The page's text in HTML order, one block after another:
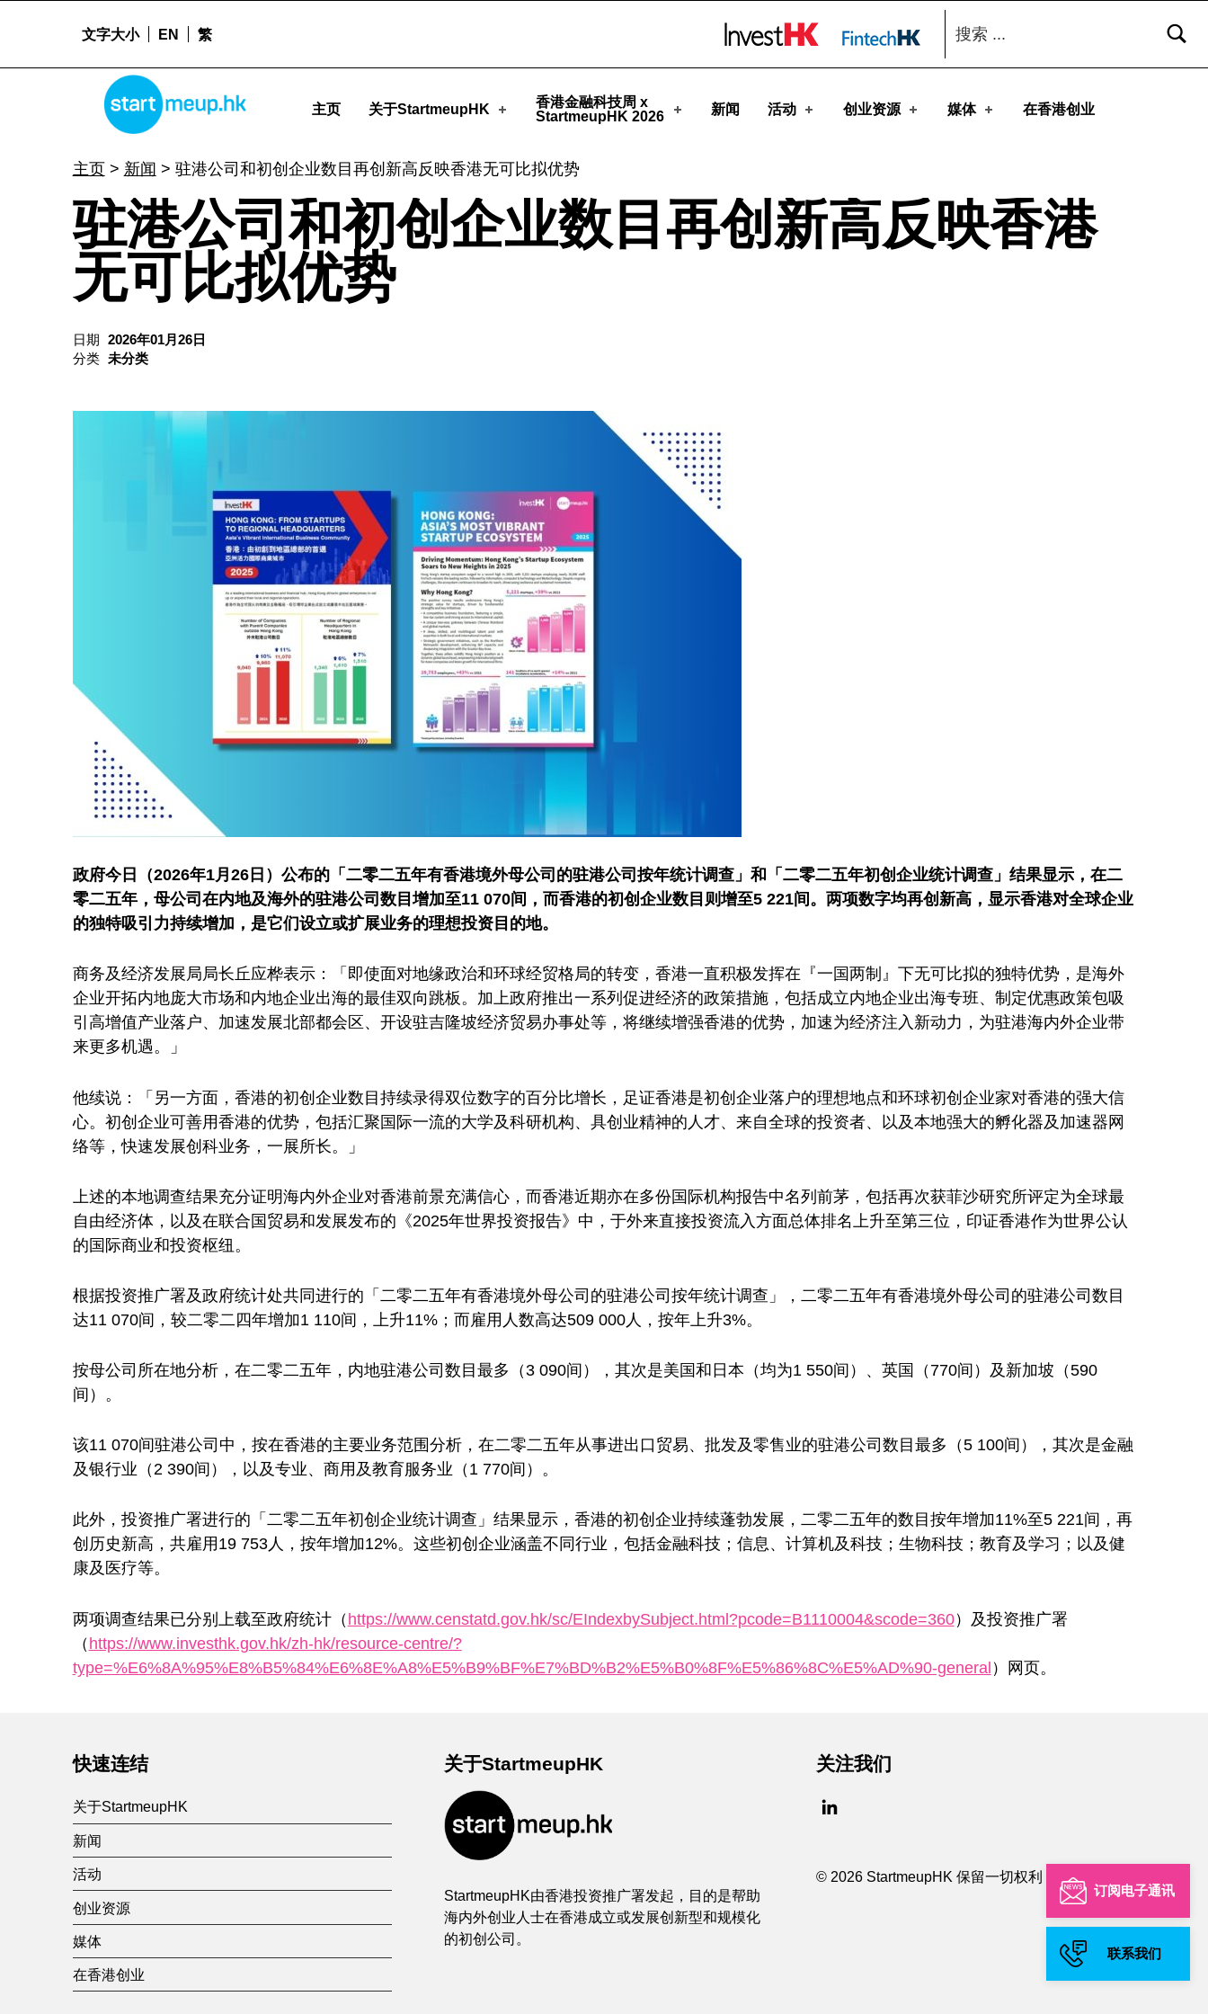
订阅电子通讯
联系我们
STARTMEUPHK
主页 关于StartmeupHK
香港金融科技周 x
StartmeupHK 2026
新闻 活动 创业资源 媒体 在香港创业
文字大小 EN 繁
搜索：
主页> 新闻 > 驻港公司和初创企业数目再创新高反映香港无可比拟优势
驻港公司和初创企业数目再创新高反映香港
无可比拟优势
日期
2026年01月26日
分类 未分类
政府今日（2026年1月26日）公布的「二零二五年有香港境外母公司的驻港公司按年统计调查」和「二零二五年初创企业统计调查」结果显示，在二
零二五年，母公司在内地及海外的驻港公司数目增加至11 070间，而香港的初创企业数目则增至5 221间。两项数字均再创新高，显示香港对全球企业
的独特吸引力持续增加，是它们设立或扩展业务的理想投资目的地。
商务及经济发展局局长丘应桦表示：「即使面对地缘政治和环球经贸格局的转变，香港一直积极发挥在『一国两制』下无可比拟的独特优势，是海外
企业开拓内地庞大市场和内地企业出海的最佳双向跳板。加上政府推出一系列促进经济的政策措施，包括成立内地企业出海专班、制定优惠政策包吸
引高增值产业落户、加速发展北部都会区、开设驻吉隆坡经济贸易办事处等，将继续增强香港的优势，加速为经济注入新动力，为驻港海内外企业带
来更多机遇。」
他续说：「另一方面，香港的初创企业数目持续录得双位数字的百分比增长，足证香港是初创企业落户的理想地点和环球初创企业家对香港的强大信
心。初创企业可善用香港的优势，包括汇聚国际一流的大学及科研机构、具创业精神的人才、来自全球的投资者、以及本地强大的孵化器及加速器网
络等，快速发展创科业务，一展所长。」
上述的本地调查结果充分证明海内外企业对香港前景充满信心，而香港近期亦在多份国际机构报告中名列前茅，包括再次获菲沙研究所评定为全球最
自由经济体，以及在联合国贸易和发展发布的《2025年世界投资报告》中，于外来直接投资流入方面总体排名上升至第三位，印证香港作为世界公认
的国际商业和投资枢纽。
根据投资推广署及政府统计处共同进行的「二零二五年有香港境外母公司的驻港公司按年统计调查」，二零二五年有香港境外母公司的驻港公司数目
达11 070间，较二零二四年增加1 110间，上升11%；而雇用人数高达509 000人，按年上升3%。
按母公司所在地分析，在二零二五年，内地驻港公司数目最多（3 090间），其次是美国和日本（均为1 550间）、英国（770间）及新加坡（590
间）。
该11 070间驻港公司中，按在香港的主要业务范围分析，在二零二五年从事进出口贸易、批发及零售业的驻港公司数目最多（5 100间），其次是金融
及银行业（2 390间），以及专业、商用及教育服务业（1 770间）。
此外，投资推广署进行的「二零二五年初创企业统计调查」结果显示，香港的初创企业持续蓬勃发展，二零二五年的数目按年增加11%至5 221间，再
创历史新高，共雇用19 753人，按年增加12%。这些初创企业涵盖不同行业，包括金融科技；信息、计算机及科技；生物科技；教育及学习；以及健
康及医疗等。
两项调查结果已分别上载至政府统计（ https://www.censtatd.gov.hk/sc/EIndexbySubject.html?pcode=B1110004&scode=360）及投资推广署
（ https://www.investhk.gov.hk/zh-hk/resource-centre/?
type=%E6%8A%95%E8%B5%84%E6%8E%A8%E5%B9%BF%E7%BD%B2%E5%B0%8F%E5%86%8C%E5%AD%90-general ）网页。
Skip back to main navigation
快速连结
关于StartmeupHK
新闻
活动
创业资源
媒体
在香港创业
关于StartmeupHK
StartmeupHK由香港投资推广署发起，目的是帮助
海内外创业人士在香港成立或发展创新型和规模化
的初创公司。
关注我们
© 2026 StartmeupHK 保留一切权利